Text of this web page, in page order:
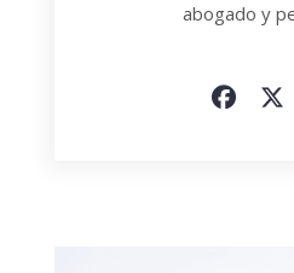
abogado y